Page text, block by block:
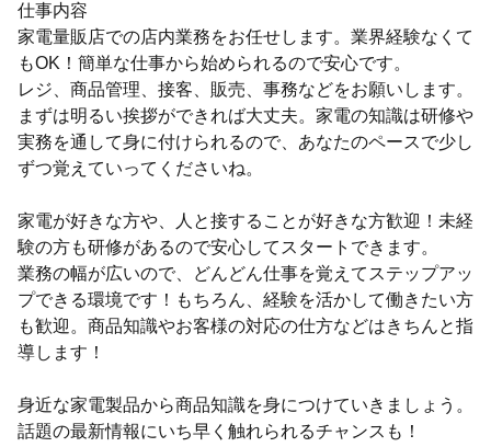
仕事内容
家電量販店での店内業務をお任せします。業界経験なくて
もOK！簡単な仕事から始められるので安心です。
レジ、商品管理、接客、販売、事務などをお願いします。
まずは明るい挨拶ができれば大丈夫。家電の知識は研修や
実務を通して身に付けられるので、あなたのペースで少し
ずつ覚えていってくださいね。
家電が好きな方や、人と接することが好きな方歓迎！未経
験の方も研修があるので安心してスタートできます。
業務の幅が広いので、どんどん仕事を覚えてステップアッ
プできる環境です！もちろん、経験を活かして働きたい方
も歓迎。商品知識やお客様の対応の仕方などはきちんと指
導します！
身近な家電製品から商品知識を身につけていきましょう。
話題の最新情報にいち早く触れられるチャンスも！